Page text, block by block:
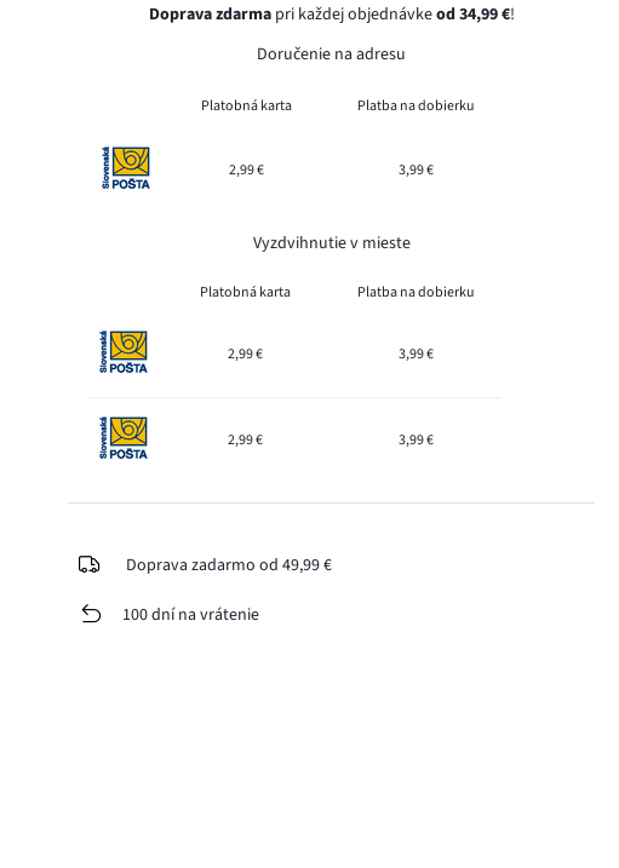
Doprava zdarmapri každej objednávkeod 34,99 €!
Doručenie na adresu
Platobná karta Platba na dobierku
2,99 € 3,99 €
Vyzdvihnutie v mieste
Platobná karta Platba na dobierku
2,99 € 3,99 €
2,99 € 3,99 €
Doprava zadarmo od 49,99 €
100 dní na vrátenie